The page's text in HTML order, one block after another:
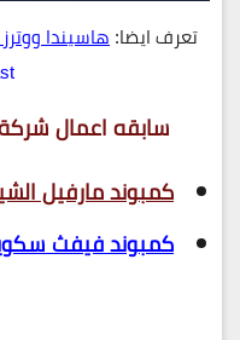
تعرف ايضا:هاسيندا
سابقه اعمال
كمبوند مارفيل
كمبوند فيفث